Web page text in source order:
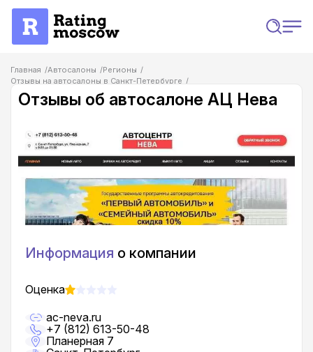
Главная Автосалоны
Регионы
Отзывы на автосалоны в Санкт-Петербурге
Отзывы об автосалоне АЦ Нева
Отзывы об автосалоне АЦ Нева
Информация о компании
Оценка
ac-neva.ru
+7 (812) 613-50-48
Планерная 7